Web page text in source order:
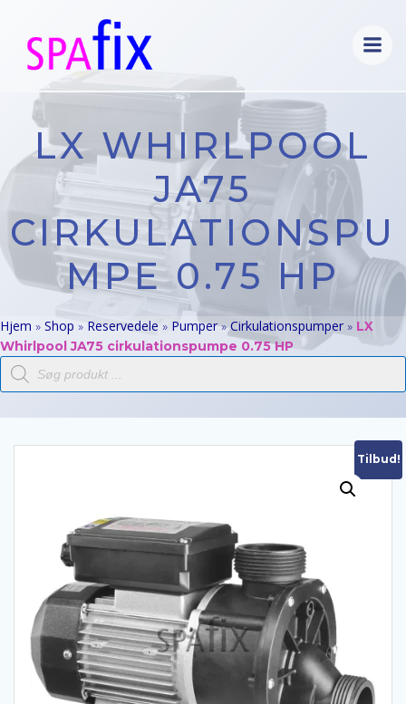
indhold
LX WHIRLPOOL
JA75
CIRKULATIONSPU
MPE 0.75 HP
Hjem » Shop » Reservedele » Pumper»Cirkulationspumper » LX
Whirlpool JA75 cirkulationspumpe 0.75 HP
Products
search
Tilbud!